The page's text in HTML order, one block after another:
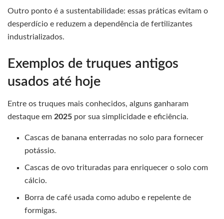
Outro ponto é a sustentabilidade: essas práticas evitam o
desperdício e reduzem a dependência de fertilizantes
industrializados.
Exemplos de truques antigos
usados até hoje
Entre os truques mais conhecidos, alguns ganharam
destaque em 2025 por sua simplicidade e eficiência.
Cascas de banana enterradas no solo para fornecer
potássio.
Cascas de ovo trituradas para enriquecer o solo com
cálcio.
Borra de café usada como adubo e repelente de
formigas.